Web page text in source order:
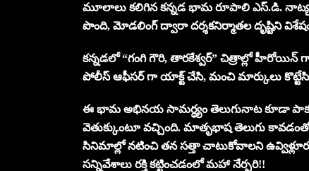
మూలాలు కలిగిన కన్నడ భామ రూపాలి ఎస్.డి.
పొంది, మోడలింగ్ ద్వారా దర్శకనిర్మాతల దృష్టిని
కన్నడలో “గంగి గౌరి, తారకేశ్వర్” చిత్రాల్లో హీరోయిన్
పోలీస్ ఆఫీసర్ గా యాక్ట్ చేసి, మంచి మార్కులు
ఈ భామ అభినయ సామర్ధ్యం తెలుగునాట కూడా
వెతుక్కుంటూ వచ్చింది. మాతృభాష తెలుగు
సినిమాల్లో నటించి తన సత్తా చాటుకోవాలని
సన్నివేశాలు రక్తి కట్టించడంలో మహా నేర్పరి!!